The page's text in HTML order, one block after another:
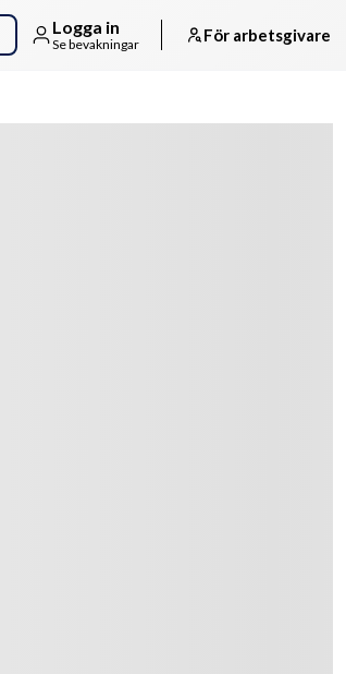
Logga in
Se bevakningar För arbetsgivare